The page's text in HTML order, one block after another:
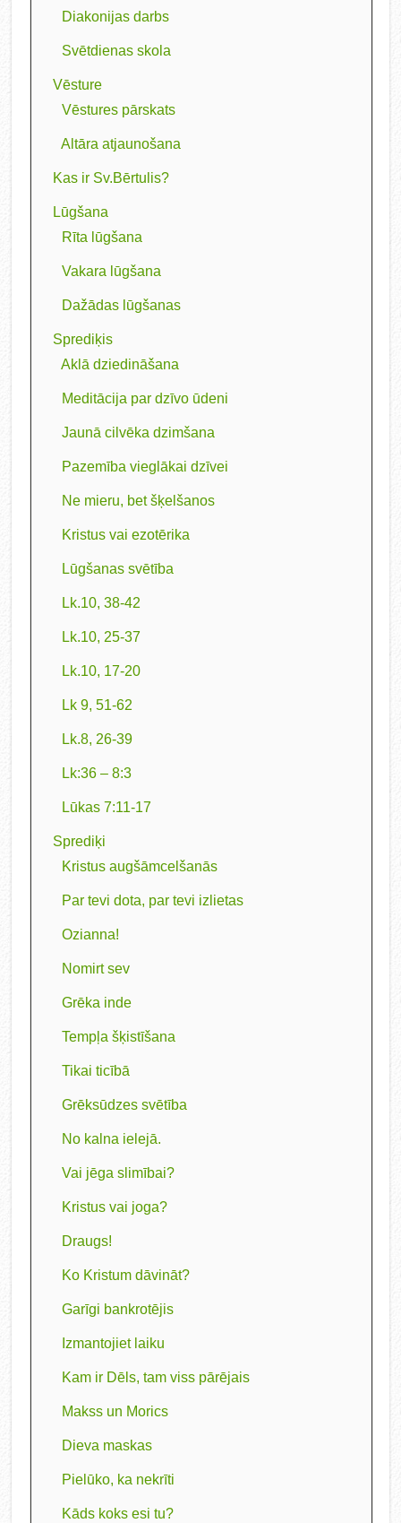
Diakonijas darbs
Svētdienas skola
Vēsture
Vēstures pārskats
Altāra atjaunošana
Kas ir Sv.Bērtulis?
Lūgšana
Rīta lūgšana
Vakara lūgšana
Dažādas lūgšanas
Sprediķis
Aklā dziedināšana
Meditācija par dzīvo ūdeni
Jaunā cilvēka dzimšana
Pazemība vieglākai dzīvei
Ne mieru, bet šķelšanos
Kristus vai ezotērika
Lūgšanas svētība
Lk.10, 38-42
Lk.10, 25-37
Lk.10, 17-20
Lk 9, 51-62
Lk.8, 26-39
Lk:36 – 8:3
Lūkas 7:11-17
Sprediķi
Kristus augšāmcelšanās
Par tevi dota, par tevi izlietas
Ozianna!
Nomirt sev
Grēka inde
Tempļa šķistīšana
Tikai ticībā
Grēksūdzes svētība
No kalna ielejā.
Vai jēga slimībai?
Kristus vai joga?
Draugs!
Ko Kristum dāvināt?
Garīgi bankrotējis
Izmantojiet laiku
Kam ir Dēls, tam viss pārējais
Makss un Morics
Dieva maskas
Pielūko, ka nekrīti
Kāds koks esi tu?